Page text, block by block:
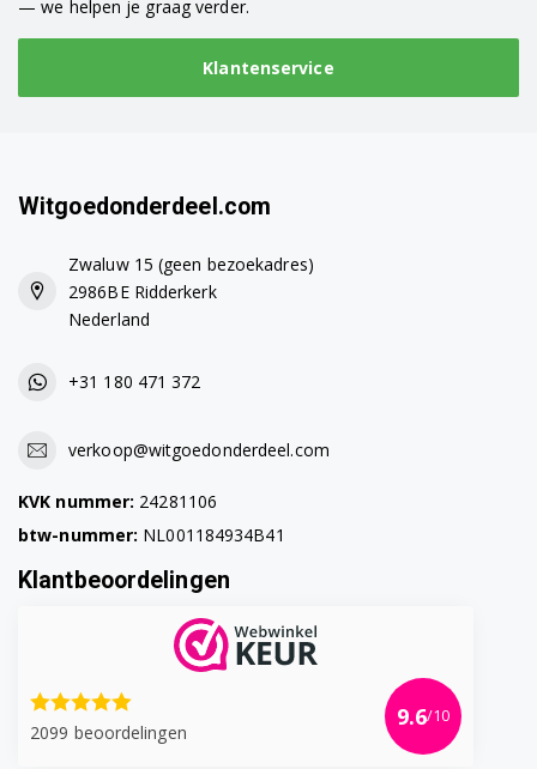
WAE28160FG/25
WAE28160NL/11
WAE28160NL/14
WAE28160NL/15
WAE28160NL/24
WAE28160NL/30
WAE28161FF/08
— we helpen je graag verder.
Klantenservice
Witgoedonderdeel.com
Zwaluw 15 (geen bezoekadres)
2986BE Ridderkerk
Nederland
+31 180 471 372
verkoop@witgoedonderdeel.com
KVK nummer: 24281106
btw-nummer: NL001184934B41
Klantbeoordelingen
2099 beoordelingen
9.6/10